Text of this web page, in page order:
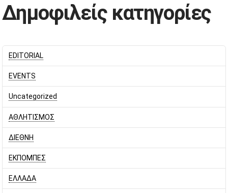
Δημοφιλείς κατηγορίες
EDITORIAL
EVENTS
Uncategorized
ΑΘΛΗΤΙΣΜΟΣ
ΔΙΕΘΝΗ
ΕΚΠΟΜΠΕΣ
ΕΛΛΑΔΑ